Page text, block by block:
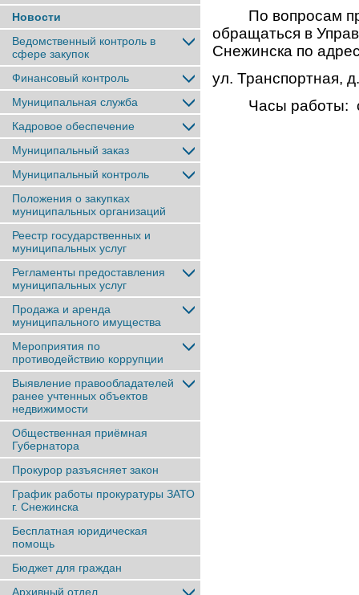
Новости
Ведомственный контроль в
сфере закупок
Финансовый контроль
Муниципальная служба
Кадровое обеспечение
Муниципальный заказ
Муниципальный контроль
Положения о закупках
муниципальных организаций
Реестр государственных и
муниципальных услуг
Регламенты предоставления
муниципальных услуг
Продажа и аренда
муниципального имущества
Мероприятия по
противодействию коррупции
Выявление правообладателей
ранее учтенныx объектов
недвижимости
Общественная приёмная
Губернатора
Прокурор разъясняет закон
График работы прокуратуры ЗАТО
г. Снежинска
Бесплатная юридическая
помощь
Бюджет для граждан
Архивный отдел
По вопросам
обращаться в
Снежинска по
ул. Транспортная,
Часы работы: с